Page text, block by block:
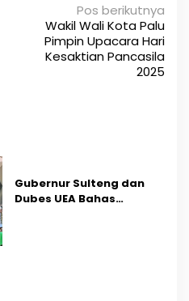
Pos berikutnya
Wakil Wali Kota Palu
Pimpin Upacara Hari
Kesaktian Pancasila
2025
Gubernur Sulteng dan
Dubes UEA Bahas